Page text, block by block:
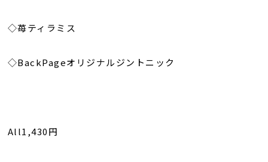
◇苺ティラミス
◇BackPageオリジナルジントニック
All1,430円